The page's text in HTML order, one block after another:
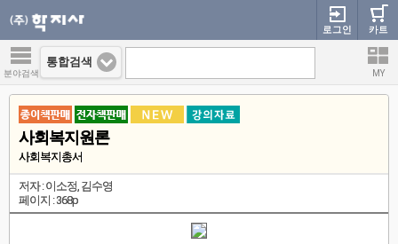
카트
로그인
분야검색 MY
통합검색
사회복지원론
사회복지총서
저자 : 이소정, 김수영
페이지 : 368p